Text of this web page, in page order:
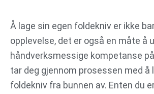
innhold
Å lage sin egen foldekniv er ikke
opplevelse, det er også en måte å
håndverksmessige kompetanse
tar deg gjennom prosessen med å
foldekniv fra bunnen av. Enten du